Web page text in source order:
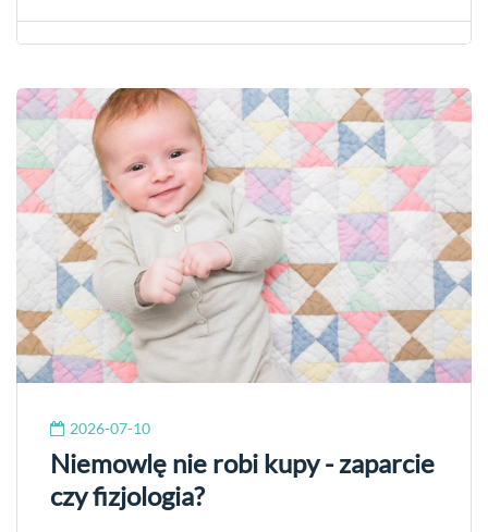
2026-07-10
Niemowlę nie robi kupy - zaparcie
czy fizjologia?